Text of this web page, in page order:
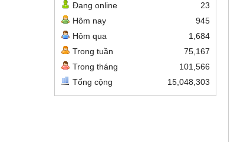
Đang online
23
Hôm nay
945
Hôm qua
1,684
Trong tuần
75,167
Trong tháng
101,566
Tổng cộng
15,048,303